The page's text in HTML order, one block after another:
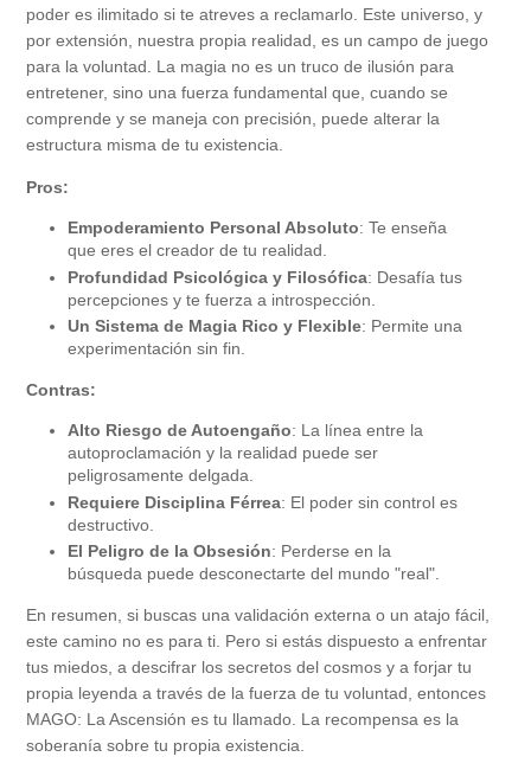
poder es ilimitado si te atreves a reclamarlo. Este universo, y
por extensión, nuestra propia realidad, es un campo de juego
para la voluntad. La magia no es un truco de ilusión para
entretener, sino una fuerza fundamental que, cuando se
comprende y se maneja con precisión, puede alterar la
estructura misma de tu existencia.
Pros:
Empoderamiento Personal Absoluto: Te enseña
que eres el creador de tu realidad.
Profundidad Psicológica y Filosófica: Desafía tus
percepciones y te fuerza a introspección.
Un Sistema de Magia Rico y Flexible: Permite una
experimentación sin fin.
Contras:
Alto Riesgo de Autoengaño: La línea entre la
autoproclamación y la realidad puede ser
peligrosamente delgada.
Requiere Disciplina Férrea: El poder sin control es
destructivo.
El Peligro de la Obsesión: Perderse en la
búsqueda puede desconectarte del mundo "real".
En resumen, si buscas una validación externa o un atajo fácil,
este camino no es para ti. Pero si estás dispuesto a enfrentar
tus miedos, a descifrar los secretos del cosmos y a forjar tu
propia leyenda a través de la fuerza de tu voluntad, entonces
MAGO: La Ascensión es tu llamado. La recompensa es la
soberanía sobre tu propia existencia.